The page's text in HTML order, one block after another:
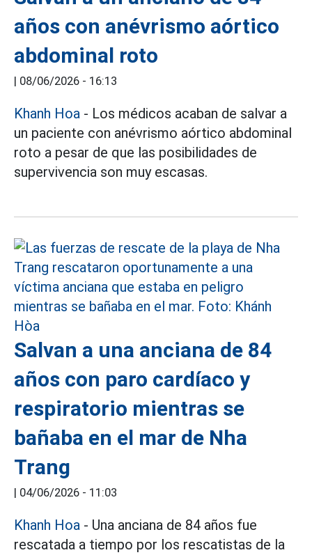
años con anévrismo aórtico
abdominal roto
| 08/06/2026 - 16:13
Khanh Hoa - Los médicos acaban de salvar a
un paciente con anévrismo aórtico abdominal
roto a pesar de que las posibilidades de
supervivencia son muy escasas.
Salvan a una anciana de 84
años con paro cardíaco y
respiratorio mientras se
bañaba en el mar de Nha
Trang
| 04/06/2026 - 11:03
Khanh Hoa - Una anciana de 84 años fue
rescatada a tiempo por los rescatistas de la